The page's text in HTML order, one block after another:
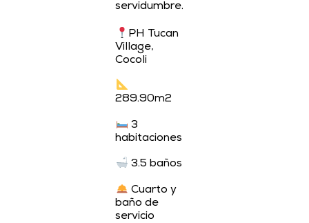
servidumbre.
PH Tucan
Village,
Cocoli
289.90m2
3
habitaciones
3.5 baños
Cuarto y
baño de
servicio